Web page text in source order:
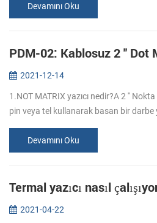
pazarl...Devamını Oku
PDM-02: Kablosuz 2 '' Dot
2021-12-14
1.NOT MATRIX yazıcı nedir?A 2 ''
pin veya tel kullanarak basan bir darbe
Devamını Oku
2021-04-22